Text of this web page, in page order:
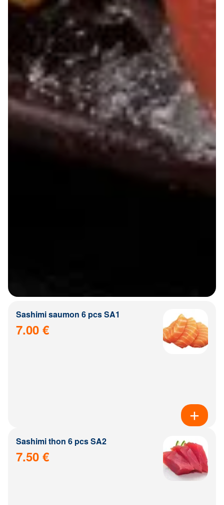
Sashimi saumon 6 pcs SA1
7.00 €
Sashimi thon 6 pcs SA2
7.50 €